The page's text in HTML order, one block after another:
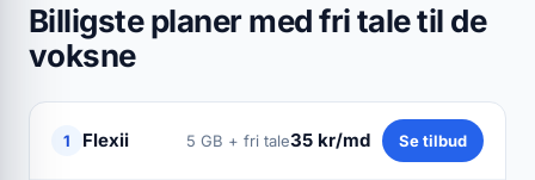
Billigste planer med fri tale til de
voksne
1 Flexii 5 GB + fri tale35 kr/md Se tilbud